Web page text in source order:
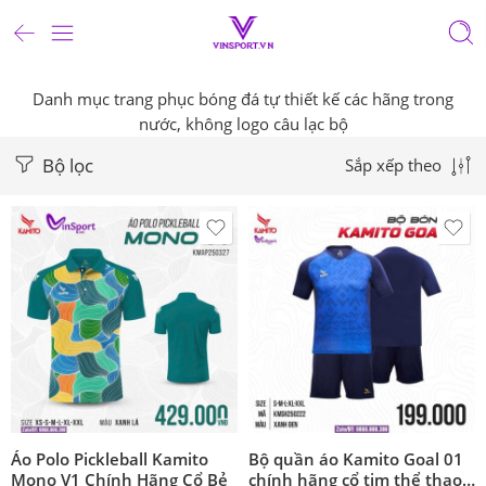
Danh mục trang phục bóng đá tự thiết kế các hãng trong
nước, không logo câu lạc bộ
Bộ lọc Sắp xếp theo
Áo Polo Pickleball Kamito
Mono V1 Chính Hãng Cổ Bẻ
Bộ quần áo Kamito Goal 01
chính hãng cổ tim thể thao